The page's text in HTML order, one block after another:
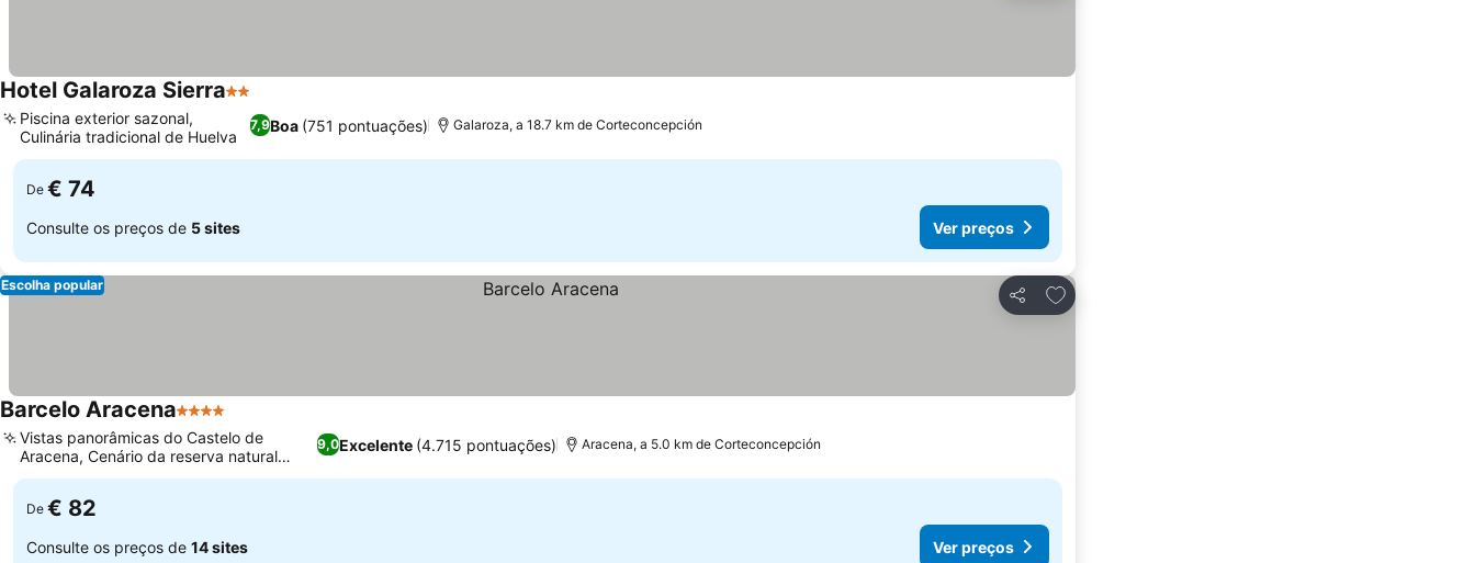
Hotel Galaroza Sierra2 Estrelas
7,9Boa (751 pontuações)
Piscina exterior sazonal,
Culinária tradicional de Huelva
Galaroza, a 18.7 km de Corteconcepción
De € 74
Consulte os preços de 5 sites Ver preços
Partilhar
Adicionar aos favoritos
Escolha popular
Barcelo Aracena4 Estrelas
9,0Excelente (4.715 pontuações)
Vistas panorâmicas do Castelo de
Aracena, Cenário da reserva natural
Sierra de Aracena
Aracena, a 5.0 km de Corteconcepción
De € 82
Consulte os preços de 14 sites Ver preços